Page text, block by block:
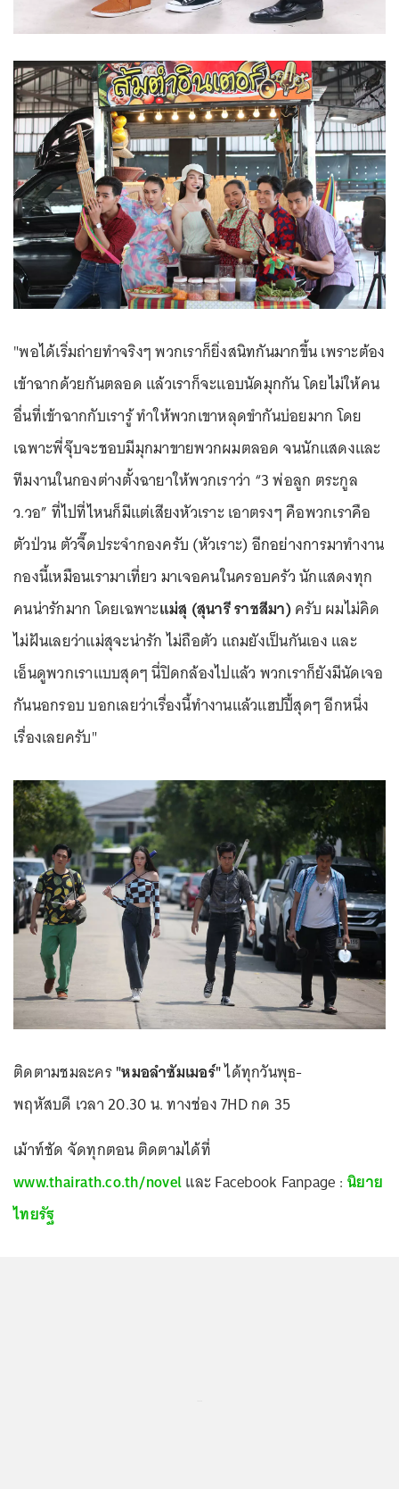
"พอได้เริ่มถ่ายทำจริงๆ พวกเราก็ยิ่งสนิทกันมากขึ้น เพราะต้อง
เข้าฉากด้วยกันตลอด แล้วเราก็จะแอบนัดมุกกัน โดยไม่ให้คน
อื่นที่เข้าฉากกับเรารู้ ทำให้พวกเขาหลุดขำกันบ่อยมาก โดย
เฉพาะพี่จุ๊บจะชอบมีมุกมาขายพวกผมตลอด จนนักแสดงและ
ทีมงานในกองต่างตั้งฉายาให้พวกเราว่า “3 พ่อลูก ตระกูล
ว.วอ” ที่ไปที่ไหนก็มีแต่เสียงหัวเราะ เอาตรงๆ คือพวกเราคือ
ตัวป่วน ตัวจี๊ดประจำกองครับ (หัวเราะ) อีกอย่างการมาทำงาน
กองนี้เหมือนเรามาเที่ยว มาเจอคนในครอบครัว นักแสดงทุก
คนน่ารักมาก โดยเฉพาะแม่สุ (สุนารี ราชสีมา)ครับ ผมไม่คิด
ไม่ฝันเลยว่าแม่สุจะน่ารัก ไม่ถือตัว แถมยังเป็นกันเอง และ
เอ็นดูพวกเราแบบสุดๆ นี่ปิดกล้องไปแล้ว พวกเราก็ยังมีนัดเจอ
กันนอกรอบ บอกเลยว่าเรื่องนี้ทำงานแล้วแฮปปี้สุดๆ อีกหนึ่ง
เรื่องเลยครับ"
ติดตามชมละคร"หมอลำซัมเมอร์"ได้ทุกวันพุธ-
พฤหัสบดี เวลา 20.30 น. ทางช่อง 7HD กด 35
เม้าท์ชัด จัดทุกตอน ติดตามได้ที่
www.thairath.co.th/novelและ Facebook Fanpage : นิยาย
ไทยรัฐ